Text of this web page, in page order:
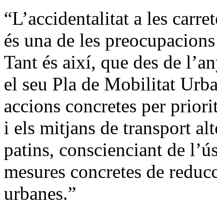
“L’accidentalitat a les
és una de les
Tant és així, que des de
el seu Pla de Mobilitat
accions concretes per
i els mitjans de transport
patins, conscienciant de
mesures concretes de
urbanes.”